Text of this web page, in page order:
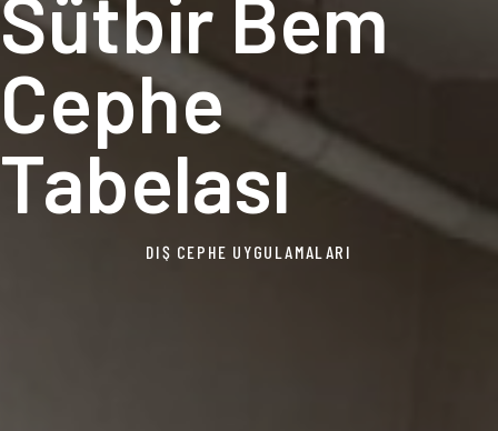
Sütbir Bem
Cephe
Tabelası
DIŞ CEPHE UYGULAMALARI